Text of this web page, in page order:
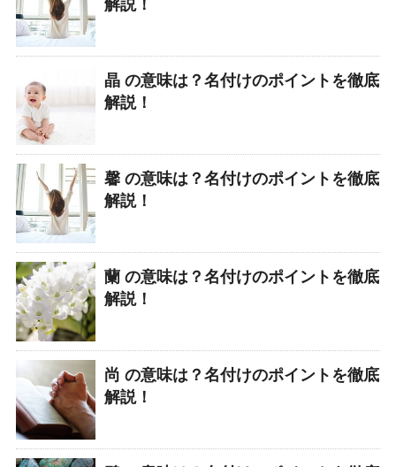
解説！
晶 の意味は？名付けのポイントを徹底
解説！
馨 の意味は？名付けのポイントを徹底
解説！
蘭 の意味は？名付けのポイントを徹底
解説！
尚 の意味は？名付けのポイントを徹底
解説！